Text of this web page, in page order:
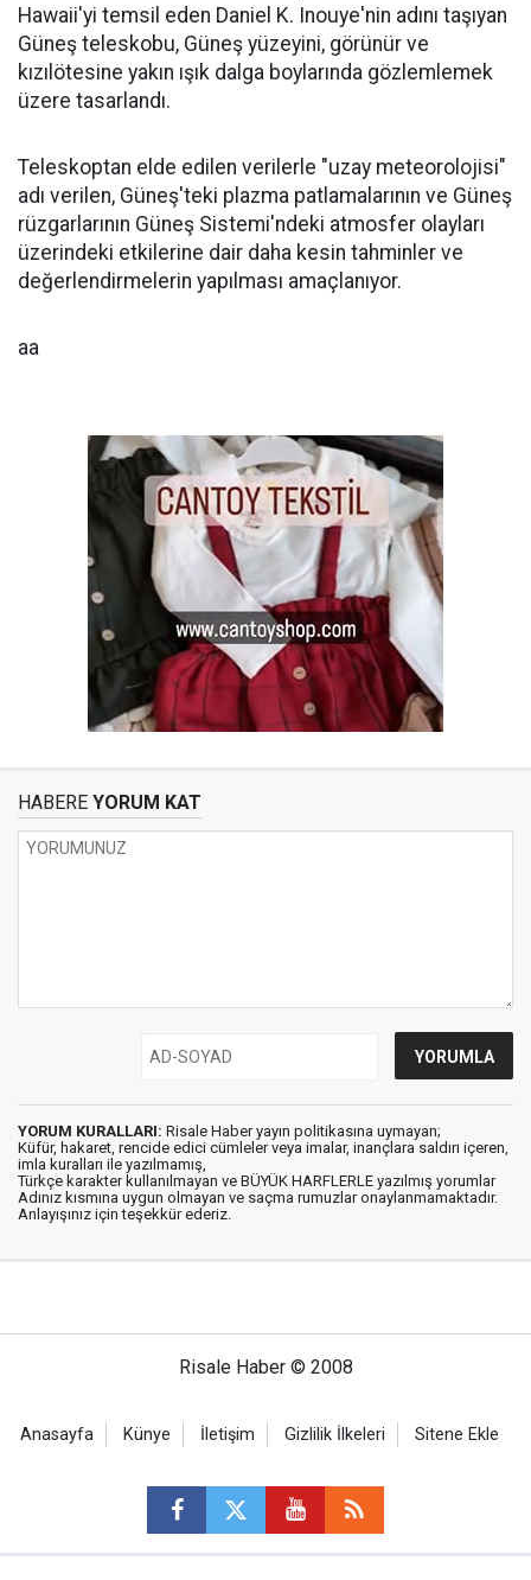
Hawaii'yi temsil eden Daniel K. Inouye'nin adını taşıyan
Güneş teleskobu, Güneş yüzeyini, görünür ve
kızılötesine yakın ışık dalga boylarında gözlemlemek
üzere tasarlandı.
Teleskoptan elde edilen verilerle "uzay meteorolojisi"
adı verilen, Güneş'teki plazma patlamalarının ve Güneş
rüzgarlarının Güneş Sistemi'ndeki atmosfer olayları
üzerindeki etkilerine dair daha kesin tahminler ve
değerlendirmelerin yapılması amaçlanıyor.
aa
HABERE YORUM KAT
YORUM KURALLARI: Risale Haber yayın politikasına uymayan;
Küfür, hakaret, rencide edici cümleler veya imalar, inançlara saldırı içeren,
imla kuralları ile yazılmamış,
Türkçe karakter kullanılmayan ve BÜYÜK HARFLERLE yazılmış yorumlar
Adınız kısmına uygun olmayan ve saçma rumuzlar onaylanmamaktadır.
Anlayışınız için teşekkür ederiz.
Risale Haber © 2008
Anasayfa Künye İletişim Gizlilik İlkeleri Sitene Ekle